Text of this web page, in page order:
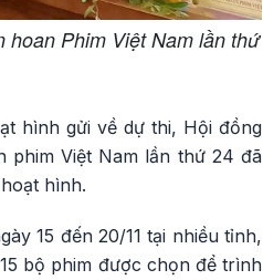
Phim Việt Nam lần thứ
hình gửi về dự thi, Hội đồng
phim Việt Nam lần thứ 24 đã
hình.
15 đến 20/11 tại nhiều tỉnh,
bộ phim được chọn để trình